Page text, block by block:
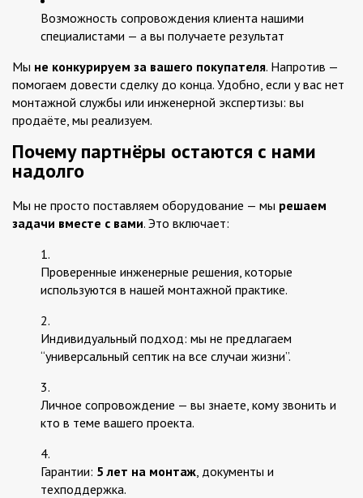
Возможность сопровождения клиента нашими
специалистами — а вы получаете результат
Мы не конкурируем за вашего покупателя. Напротив —
помогаем довести сделку до конца. Удобно, если у вас нет
монтажной службы или инженерной экспертизы: вы
продаёте, мы реализуем.
Почему партнёры остаются с нами
надолго
Мы не просто поставляем оборудование — мы решаем
задачи вместе с вами. Это включает:
Проверенные инженерные решения, которые
используются в нашей монтажной практике.
Индивидуальный подход: мы не предлагаем
“универсальный септик на все случаи жизни”.
Личное сопровождение — вы знаете, кому звонить и
кто в теме вашего проекта.
Гарантии: 5 лет на монтаж , документы и
техподдержка.